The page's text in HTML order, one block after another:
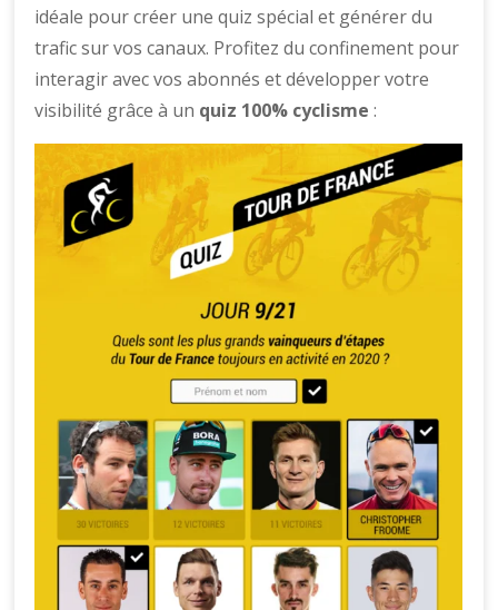
idéale pour créer une quiz spécial et générer du
trafic sur vos canaux. Profitez du confinement pour
interagir avec vos abonnés et développer votre
visibilité grâce à un quiz 100% cyclisme :